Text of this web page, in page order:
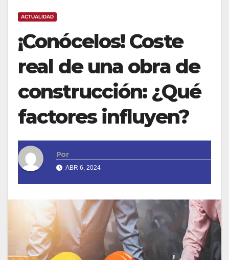
ACTUALIDAD
¡Conócelos! Coste
real de una obra de
construcción: ¿Qué
factores influyen?
Por
ABR 6, 2024